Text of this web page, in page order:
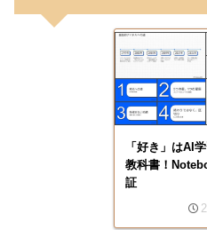
「好き」はAI
教科書！
証